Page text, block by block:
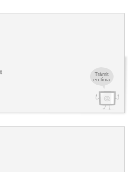
Tràmit
en línia